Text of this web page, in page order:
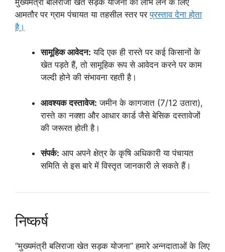
आमतौर पर ग्राम पंचायत या तहसील स्तर परप्रस्ताव देना होता
है।
सामूहिक आवेदन: यदि एक ही रास्ते पर कई किसानों के
खेत पड़ते हैं, तो सामूहिक रूप से आवेदन करने पर काम
जल्दी होने की संभावना रहती है।
आवश्यक दस्तावेज: जमीन के कागजात (7/12 उतारा),
रास्ते का नक्शा और आधार कार्ड जैसे बेसिक दस्तावेजों
की जरूरत होती है।
संपर्क: आप अपने क्षेत्र के कृषि अधिकारी या पंचायत
समिति से इस बारे में विस्तृत जानकारी ले सकते हैं।
निष्कर्ष
“मुख्यमंत्री बलिराजा खेत सड़क योजना” हमारे अन्नदाताओं के लिए